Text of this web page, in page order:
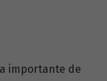
importante de